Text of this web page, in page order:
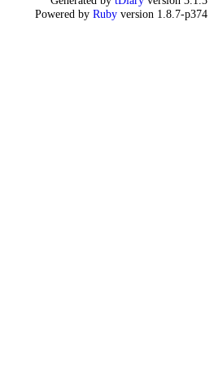
Powered by Ruby version 1.8.7-p374